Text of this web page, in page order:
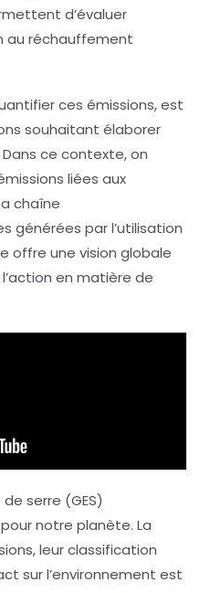
d’évaluer
au réchauffement
ces émissions, est
souhaitant élaborer
Dans ce contexte, on
liées aux
chaîne
générées par l’utilisation
offre une vision globale
action en matière de
serre (GES)
notre planète. La
leur classification
sur l’environnement est